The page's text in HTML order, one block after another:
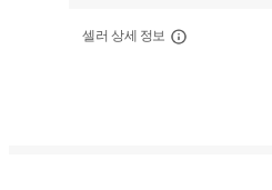
셀러 상세 정보